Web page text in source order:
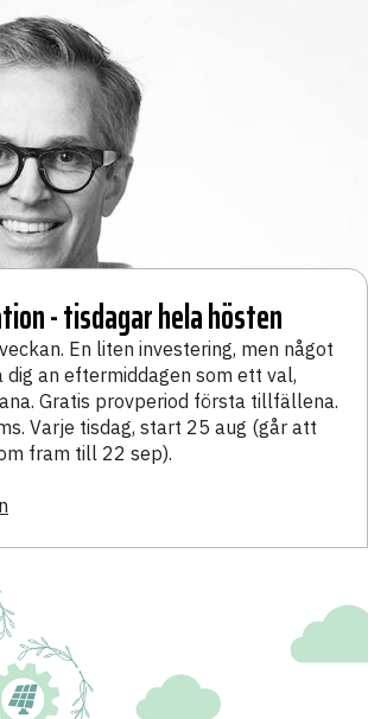
- tisdagar hela hösten
En liten investering, men något
dig an eftermiddagen som ett val,
Gratis provperiod första tillfällena.
Varje tisdag, start 25 aug (går att
fram till 22 sep).